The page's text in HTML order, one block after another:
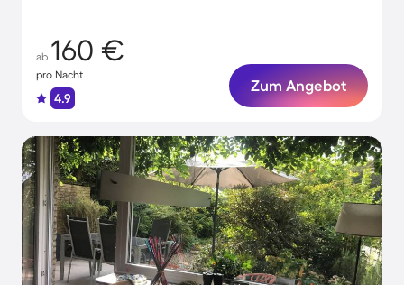
ab 160 €
pro Nacht
4.9
Zum Angebot